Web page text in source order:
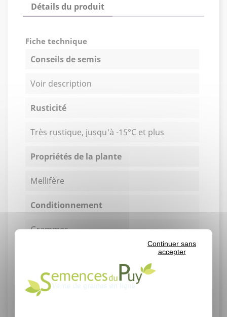
Continuer sans
accepter
Détails du produit
Fiche technique
Conseils de semis
Voir description
Rusticité
Très rustique, jusqu'à -15°C et plus
Propriétés de la plante
Mellifère
Conditionnement
Grammes
Germination moyenne : 50% en
laboratoire.
Un gramme contient environ 40 graines.